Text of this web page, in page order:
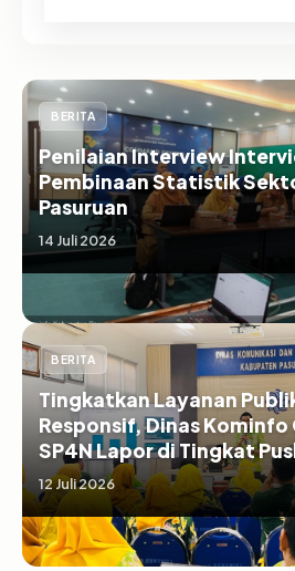
BERITA
Penilaian Interview
Pembinaan Statistik
Pasuruan
14 Juli 2026
BERITA
Tingkatkan Layanan
Responsif, Dinas Kominfo
SP4N Lapor di Tingkat
serta SD/SMP di
12 Juli 2026